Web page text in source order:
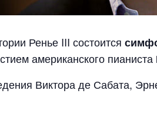
Ренье III состоится
американского пианиста
Виктора де Сабата,